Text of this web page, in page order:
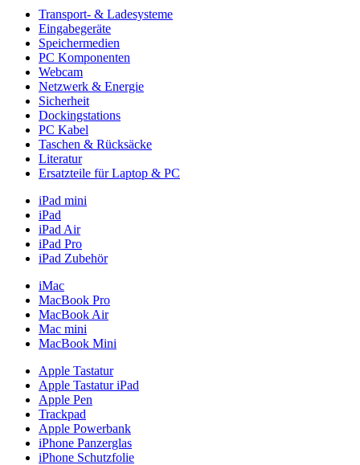
Transport- & Ladesysteme
Eingabegeräte
Speichermedien
PC Komponenten
Webcam
Netzwerk & Energie
Sicherheit
Dockingstations
PC Kabel
Taschen & Rücksäcke
Literatur
Ersatzteile für Laptop & PC
iPad mini
iPad
iPad Air
iPad Pro
iPad Zubehör
iMac
MacBook Pro
MacBook Air
Mac mini
MacBook Mini
Apple Tastatur
Apple Tastatur iPad
Apple Pen
Trackpad
Apple Powerbank
iPhone Panzerglas
iPhone Schutzfolie